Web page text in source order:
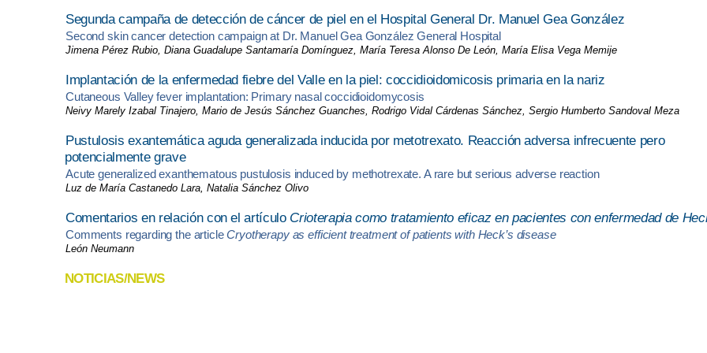
Segunda campaña de detecciónde cáncer de piel en el Hospital General Dr. Manuel Gea González
Second skin cancer detection campaign at Dr. Manuel Gea González General Hospital
Jimena Pérez Rubio, Diana Guadalupe Santamaría Domínguez, María Teresa Alonso De León, María Elisa Vega Memije
Implantación de la enfermedad fiebre del Valle en la piel: coccidioidomicosis primaria en la nariz
Cutaneous Valley fever implantation: Primary nasal coccidioidomycosis
Neivy Marely Izabal Tinajero, Mario de Jesús Sánchez Guanches, Rodrigo Vidal Cárdenas Sánchez, Sergio Humberto Sandoval Meza
Pustulosis exantemática aguda generalizada inducida por metotrexato. Reacción adversa infrecuente pero
potencialmente grave
Acute generalized exanthematous pustulosis induced by methotrexate. A rare but serious adverse reaction
Luz de María Castanedo Lara, Natalia Sánchez Olivo
Comentarios en relación con el artículo Crioterapia como tratamiento eficaz en pacientes con enfermedad de
Comments regarding the articleCryotherapy as efficient treatment of patients with Heck’s disease
León Neumann
NOTICIAS/NEWS